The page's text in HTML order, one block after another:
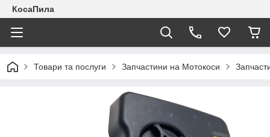
КосаПила
Товари та послуги Запчастини на Мотокоси